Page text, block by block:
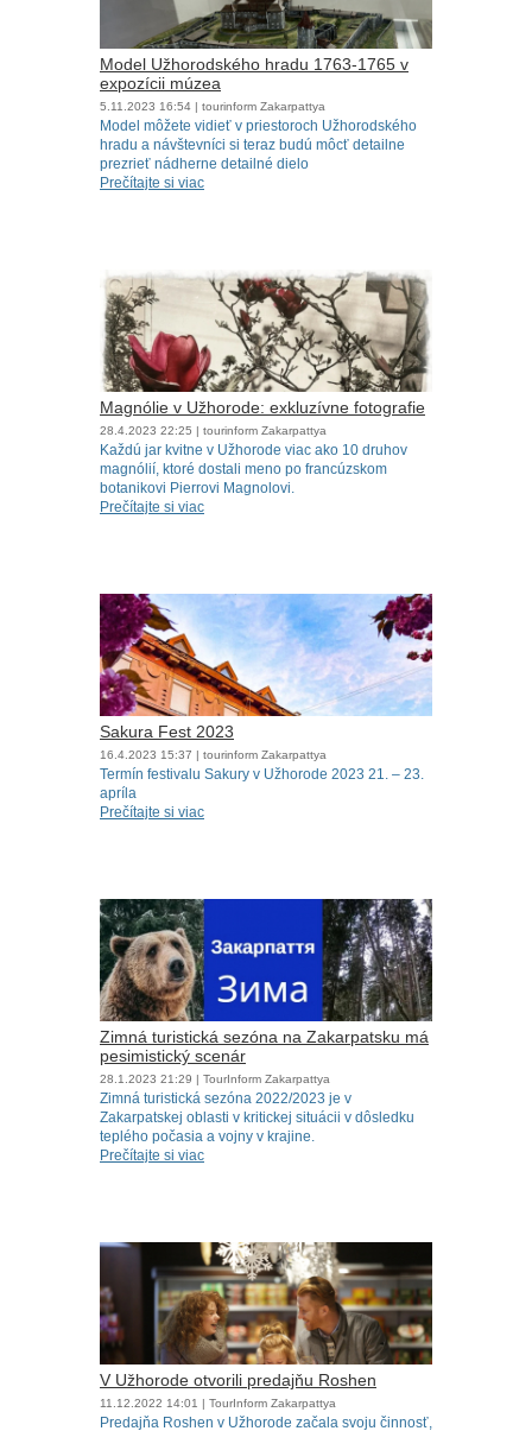
Model Užhorodského hradu 1763-1765 v
expozícii múzea
5.11.2023 16:54 | tourinform Zakarpattya
Model môžete vidieť v priestoroch Užhorodského
hradu a návštevníci si teraz budú môcť detailne
prezrieť nádherne detailné dielo
Prečítajte si viac
Magnólie v Užhorode: exkluzívne fotografie
28.4.2023 22:25 | tourinform Zakarpattya
Každú jar kvitne v Užhorode viac ako 10 druhov
magnólií, ktoré dostali meno po francúzskom
botanikovi Pierrovi Magnolovi.
Prečítajte si viac
Sakura Fest 2023
16.4.2023 15:37 | tourinform Zakarpattya
Termín festivalu Sakury v Užhorode 2023 21. – 23.
apríla
Prečítajte si viac
Zimná turistická sezóna na Zakarpatsku má
pesimistický scenár
28.1.2023 21:29 | TourInform Zakarpattya
Zimná turistická sezóna 2022/2023 je v
Zakarpatskej oblasti v kritickej situácii v dôsledku
teplého počasia a vojny v krajine.
Prečítajte si viac
V Užhorode otvorili predajňu Roshen
11.12.2022 14:01 | TourInform Zakarpattya
Predajňa Roshen v Užhorode začala svoju činnosť,